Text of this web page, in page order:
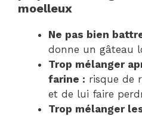
moelleux
Ne pas bien
donne un gâteau
Trop mélanger
farine : risque de
et de lui faire
Trop mélanger